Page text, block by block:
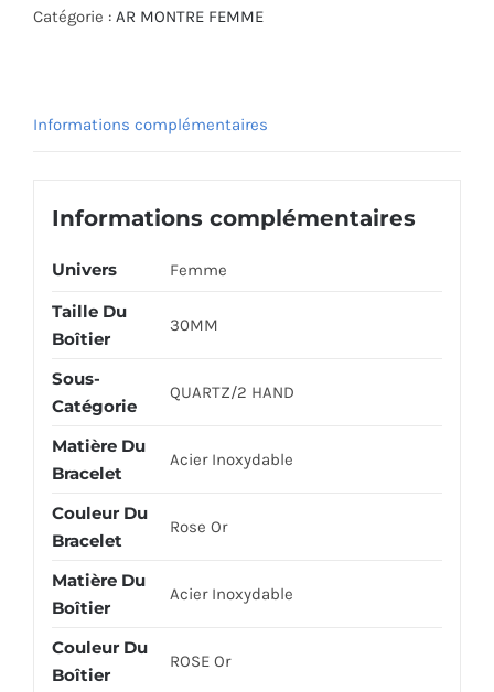
Catégorie : AR MONTRE FEMME
Informations complémentaires
Informations complémentaires
Univers Femme
Taille Du
Boîtier
30MM
Sous-
Catégorie
QUARTZ/2 HAND
Matière Du
Bracelet
Acier Inoxydable
Couleur Du
Bracelet
Rose Or
Matière Du
Boîtier
Acier Inoxydable
Couleur Du
Boîtier
ROSE Or